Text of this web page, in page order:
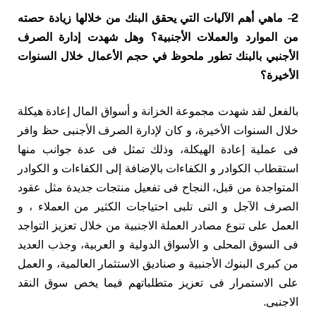
2
– ماهي أهم الآليات التي يحقق البنك من خلالها زيادة حصته
من الموارد والعملات الأجنبية؟ وهل شهدت إدارة الصرف
الأجنبي بالبنك تطور ملحوظ في حجم الأعمال خلال السنوات
الأخيرة؟
بالفعل لقد شهدت مجموعة الخزانة و أسواق المال إعادة هيكلة
خلال السنوات الأخيرة، و كان لإدارة الصرف الأجنبى حظ وافر
فى عملية إعادة الهيكلة، وذلك تمثل فى عدة جوانب منها
استقطاب الكوادر و الكفاءات بالإضافة إلى الكفاءات و الكوادر
المتواجدة من قبل، النجاح فى تفعيل منتجات جديدة مثل عقود
الصرف الآجل و التى تلبى احتياجات الكثير من العملاء ، و
العمل على تنوع مصادر العملة الاجنبية من خلال تعزيز التواجد
فى السوق المحلى و الأسواق الدولية و العربية، وجذب العديد
من كبرى البنوك الأجنبية و صناديق الاستثمار العالمية، و العمل
على الاستمرار فى تعزيز متطلباتهم فيما يخص سوق النقد
الاجنبى.